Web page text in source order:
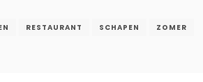
RESTAURANT SCHAPEN ZOMER